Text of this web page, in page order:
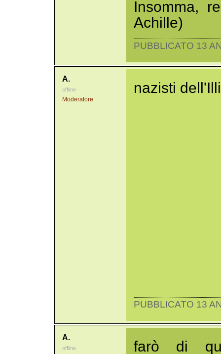
Insomma,
Achille)
PUBBLICATO 13
A.
offline
Moderatore
nazisti
PUBBLICATO 13
A.
offline
farò di